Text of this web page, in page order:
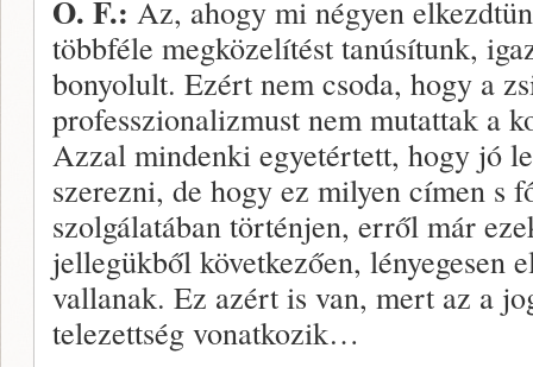
O. F.: Az, ahogy mi né­gyen
többféle megköze­lítést tanúsítunk,
bonyo­lult. Ezért nem csoda, hogy a
professzionalizmust nem mutattak a
Azzal min­denki egyetértett, hogy jó
szerezni, de hogy ez milyen címen s
szolgálatában történjen, er­ről már
jellegükből következően, lényegesen
vallanak. Ez azért is van, mert az a
telezettség vonatkozik…